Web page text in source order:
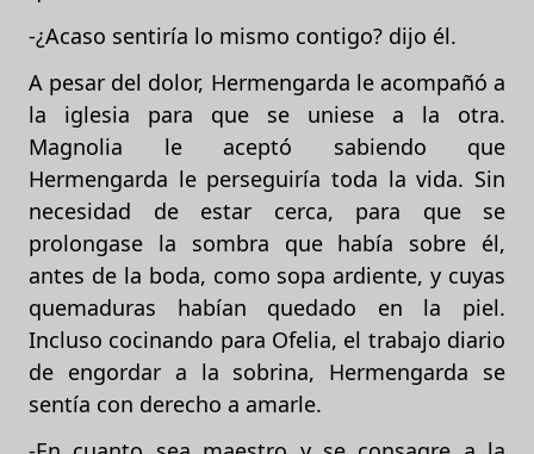
-¿Acaso sentiría lo mismo contigo? dijo él.
A pesar del dolor, Hermengarda le acompañó a
la iglesia para que se uniese a la otra.
Magnolia le aceptó sabiendo que
Hermengarda le perseguiría toda la vida. Sin
necesidad de estar cerca, para que se
prolongase la sombra que había sobre él,
antes de la boda, como sopa ardiente, y cuyas
quemaduras habían quedado en la piel.
Incluso cocinando para Ofelia, el trabajo diario
de engordar a la sobrina, Hermengarda se
sentía con derecho a amarle.